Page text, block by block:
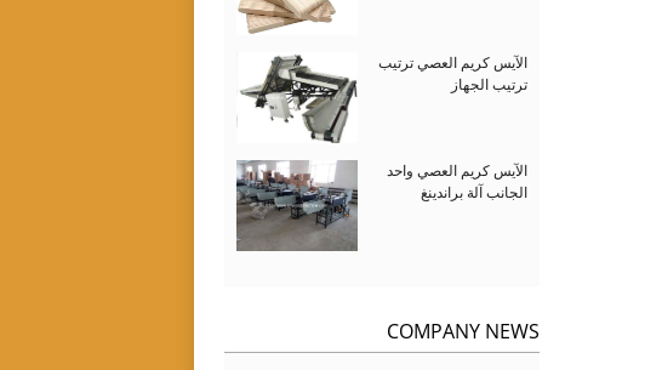
الآيس كريم العصي ترتيب
ترتيب الجهاز
الآيس كريم العصي واحد
الجانب آلة براندينغ
COMPANY NEWS